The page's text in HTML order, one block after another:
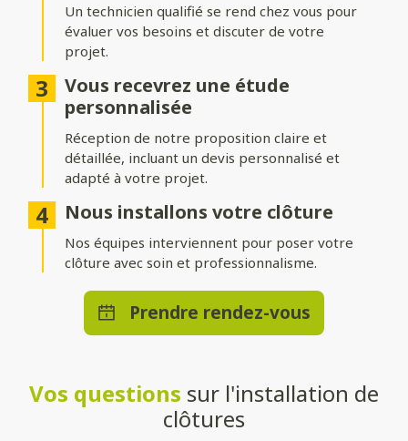
: simple, efficace et modulable selon vos besoins.
Différentes options d’occultation
Selon vos envies et vos besoins, nos clôtures peuvent être :
Pleinement occultantes: pour garantir une intimité
maximale.
Ajourées
: pour laisser passer la lumière tout en délimitant
votre espace.
Brise-vue ou brise-vent: pour allier confort et esthétisme.
Une pose adaptée à votre terrain
Que vous souhaitiez une clôture posée directement au sol ou
Un large choix de teintes et de
Un technicien qualifié se rend chez vous pour
évaluer vos besoins et discuter de votre
projet.
Vous recevrez une étude
personnalisée
Réception de notre proposition claire et
détaillée, incluant un devis personnalisé et
adapté à votre projet.
Nous installons votre clôture
Nos équipes interviennent pour poser votre
clôture avec soin et professionnalisme.
Prendre rendez-vous
Vos questions sur l'installation de
clôtures